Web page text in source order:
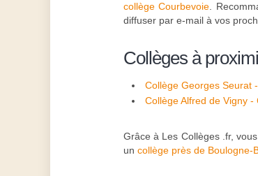
collège Courbevoie .
diffuser par e-mail à vos
Collèges à
Collège Georges Seurat
Collège Alfred de Vigny -
Grâce à Les Collèges .fr,
un collège près de Boulogne-